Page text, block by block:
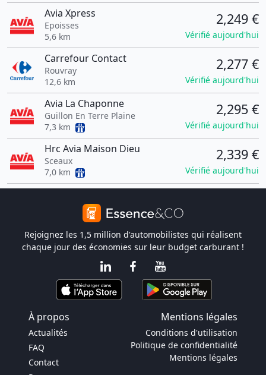
Avia Xpress
Epoisses
5,6 km
2,249 €
Vérifié aujourd'hui
Carrefour Contact
Rouvray
12,6 km
2,277 €
Vérifié aujourd'hui
Avia La Chaponne
Guillon En Terre Plaine
7,3 km
2,295 €
Vérifié aujourd'hui
Hrc Avia Maison Dieu
Sceaux
7,0 km
2,339 €
Vérifié aujourd'hui
Rejoignez les 1,5 million d'automobilistes qui réalisent
chaque jour des économies sur leur budget carburant !
À propos Mentions légales
Actualités
FAQ
Contact
Conditions d'utilisation
Politique de confidentialité
Mentions légales